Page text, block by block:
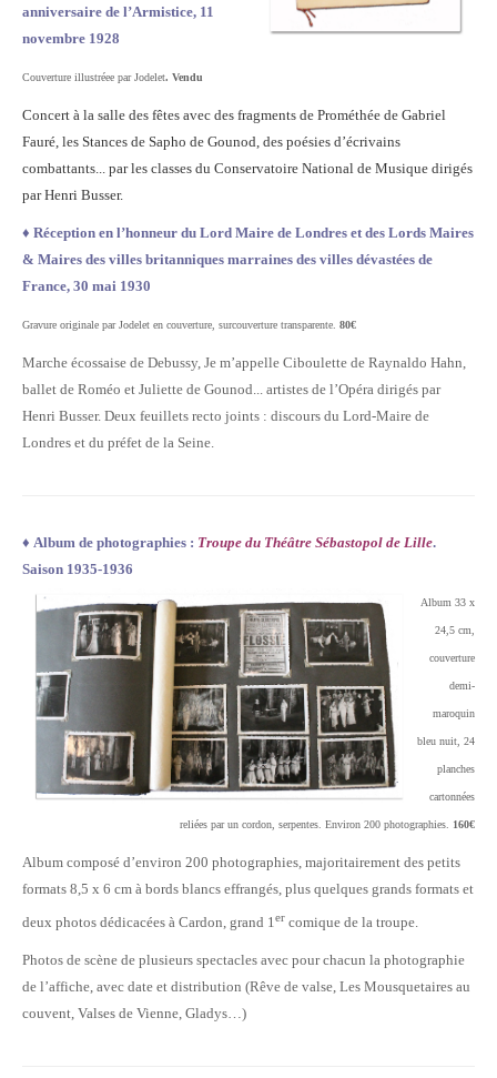
anniversaire de l’Armistice, 11
novembre 1928
Couverture illustréee par Jodelet. Vendu
Concert à la salle des fêtes avec des fragments de Prométhée de Gabriel
Fauré, les Stances de Sapho de Gounod, des poésies d’écrivains
combattants... par les classes du Conservatoire National de Musique dirigés
par Henri Busser.
♦ Réception en l’honneur du Lord Maire de Londres et des Lords Maires
& Maires des villes britanniques marraines des villes dévastées de
France, 30 mai 1930
Gravure originale par Jodelet en couverture, surcouverture transparente. 80€
Marche écossaise de Debussy, Je m’appelle Ciboulette de Raynaldo Hahn,
ballet de Roméo et Juliette de Gounod... artistes de l’Opéra dirigés par
Henri Busser. Deux feuillets recto joints : discours du Lord-Maire de
Londres et du préfet de la Seine.
♦ Album de photographies : Troupe du Théâtre Sébastopol de Lille.
Saison 1935-1936
Album 33 x
24,5 cm,
couverture
demi-
maroquin
bleu nuit, 24
planches
cartonnées
reliées par un cordon, serpentes. Environ 200 photographies. 160€
Album composé d’environ 200 photographies, majoritairement des petits
formats 8,5 x 6 cm à bords blancs effrangés, plus quelques grands formats et
deux photos dédicacées à Cardon, grand 1 er comique de la troupe.
Photos de scène de plusieurs spectacles avec pour chacun la photographie
de l’affiche, avec date et distribution (Rêve de valse, Les Mousquetaires au
couvent, Valses de Vienne, Gladys…)